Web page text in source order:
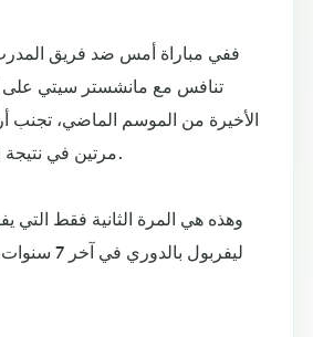
ففي مباراة أمس ضد فريق
تنافس مع مانشستر سيتي على
الأخيرة من الموسم الماضي، تجنب
مرتين في نتيجة اللقاء ليستعيد القمة.
وهذه هي المرة الثانية فقط التي
ليفربول